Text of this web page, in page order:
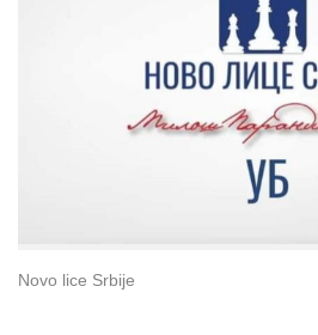
Novo lice Srbije